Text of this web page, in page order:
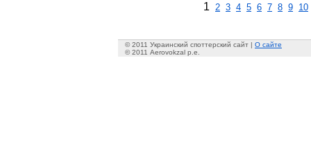
1 2 3 4 5 6 7 8 9 10
© 2011 Украинский споттерский сайт | О сайте
© 2011 Aerovokzal p.e.